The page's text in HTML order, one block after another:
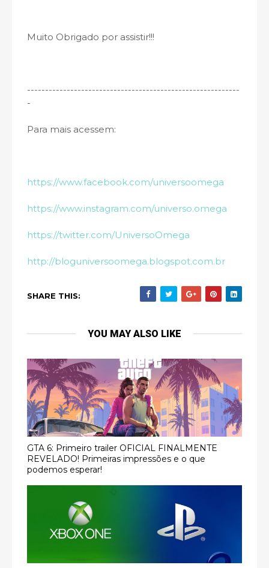
Muito Obrigado por assistir!!!
----------------------------------------­­-------------------
-
Para mais acessem:
https://www.facebook.com/universoomega
https://www.instagram.com/universo.omega
https://twitter.com/UniversoOmega
http://bloguniversoomega.blogspot.com.br
SHARE THIS:
YOU MAY ALSO LIKE
GTA 6: Primeiro trailer OFICIAL FINALMENTE
REVELADO! Primeiras impressões e o que
podemos esperar!